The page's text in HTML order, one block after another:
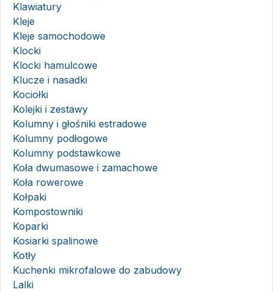
Klawiatury
Kleje
Kleje samochodowe
Klocki
Klocki hamulcowe
Klucze i nasadki
Kociołki
Kolejki i zestawy
Kolumny i głośniki estradowe
Kolumny podłogowe
Kolumny podstawkowe
Koła dwumasowe i zamachowe
Koła rowerowe
Kołpaki
Kompostowniki
Koparki
Kosiarki spalinowe
Kotły
Kuchenki mikrofalowe do zabudowy
Lalki